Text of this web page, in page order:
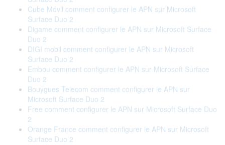
Cube Móvil comment configurer le APN sur Microsoft
Surface Duo 2
Digame comment configurer le APN sur Microsoft Surface
Duo 2
DIGI mobil comment configurer le APN sur Microsoft
Surface Duo 2
Embou comment configurer le APN sur Microsoft Surface
Duo 2
Bouygues Telecom comment configurer le APN sur
Microsoft Surface Duo 2
Free comment configurer le APN sur Microsoft Surface Duo
2
Orange France comment configurer le APN sur Microsoft
Surface Duo 2